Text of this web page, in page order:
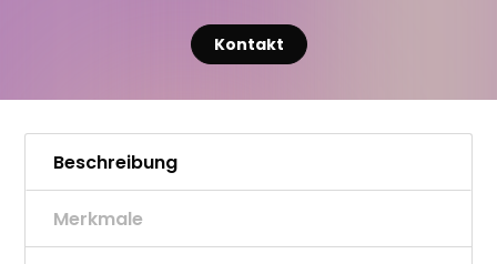
Kontakt
Beschreibung
Merkmale